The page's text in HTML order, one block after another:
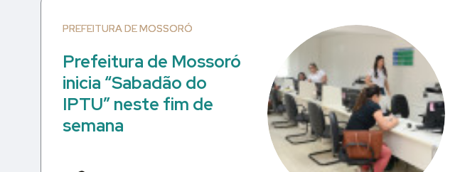
PREFEITURA DE MOSSORÓ
Prefeitura de Mossoró
inicia “Sabadão do
IPTU” neste fim de
semana